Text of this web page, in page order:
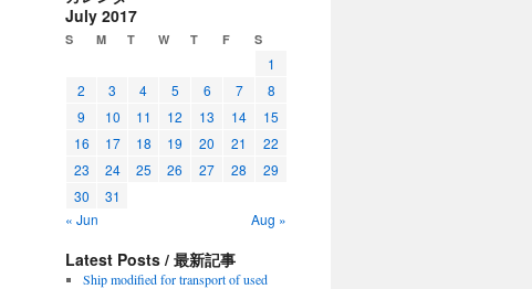
July 2017
S M T W T F S
1
2
3 4 5 6 7
8
9
10 11 12 13 14
15
16
17 18 19 20 21
22
23
24 25 26 27 28
29
30
31
« Jun
Aug »
Latest Posts / 最新記事
Ship modified for transport of used